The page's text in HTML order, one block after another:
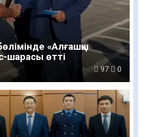
«Алғашқы
шарасы өтті
97 0